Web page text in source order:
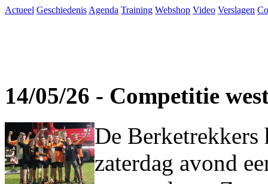
Actueel Geschiedenis Agenda Training Webshop Video Verslagen
14/05/26 - Competitie
De Berketrekkers
zaterdag avond